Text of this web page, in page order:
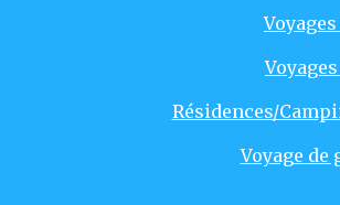
Résidences/
Voyage